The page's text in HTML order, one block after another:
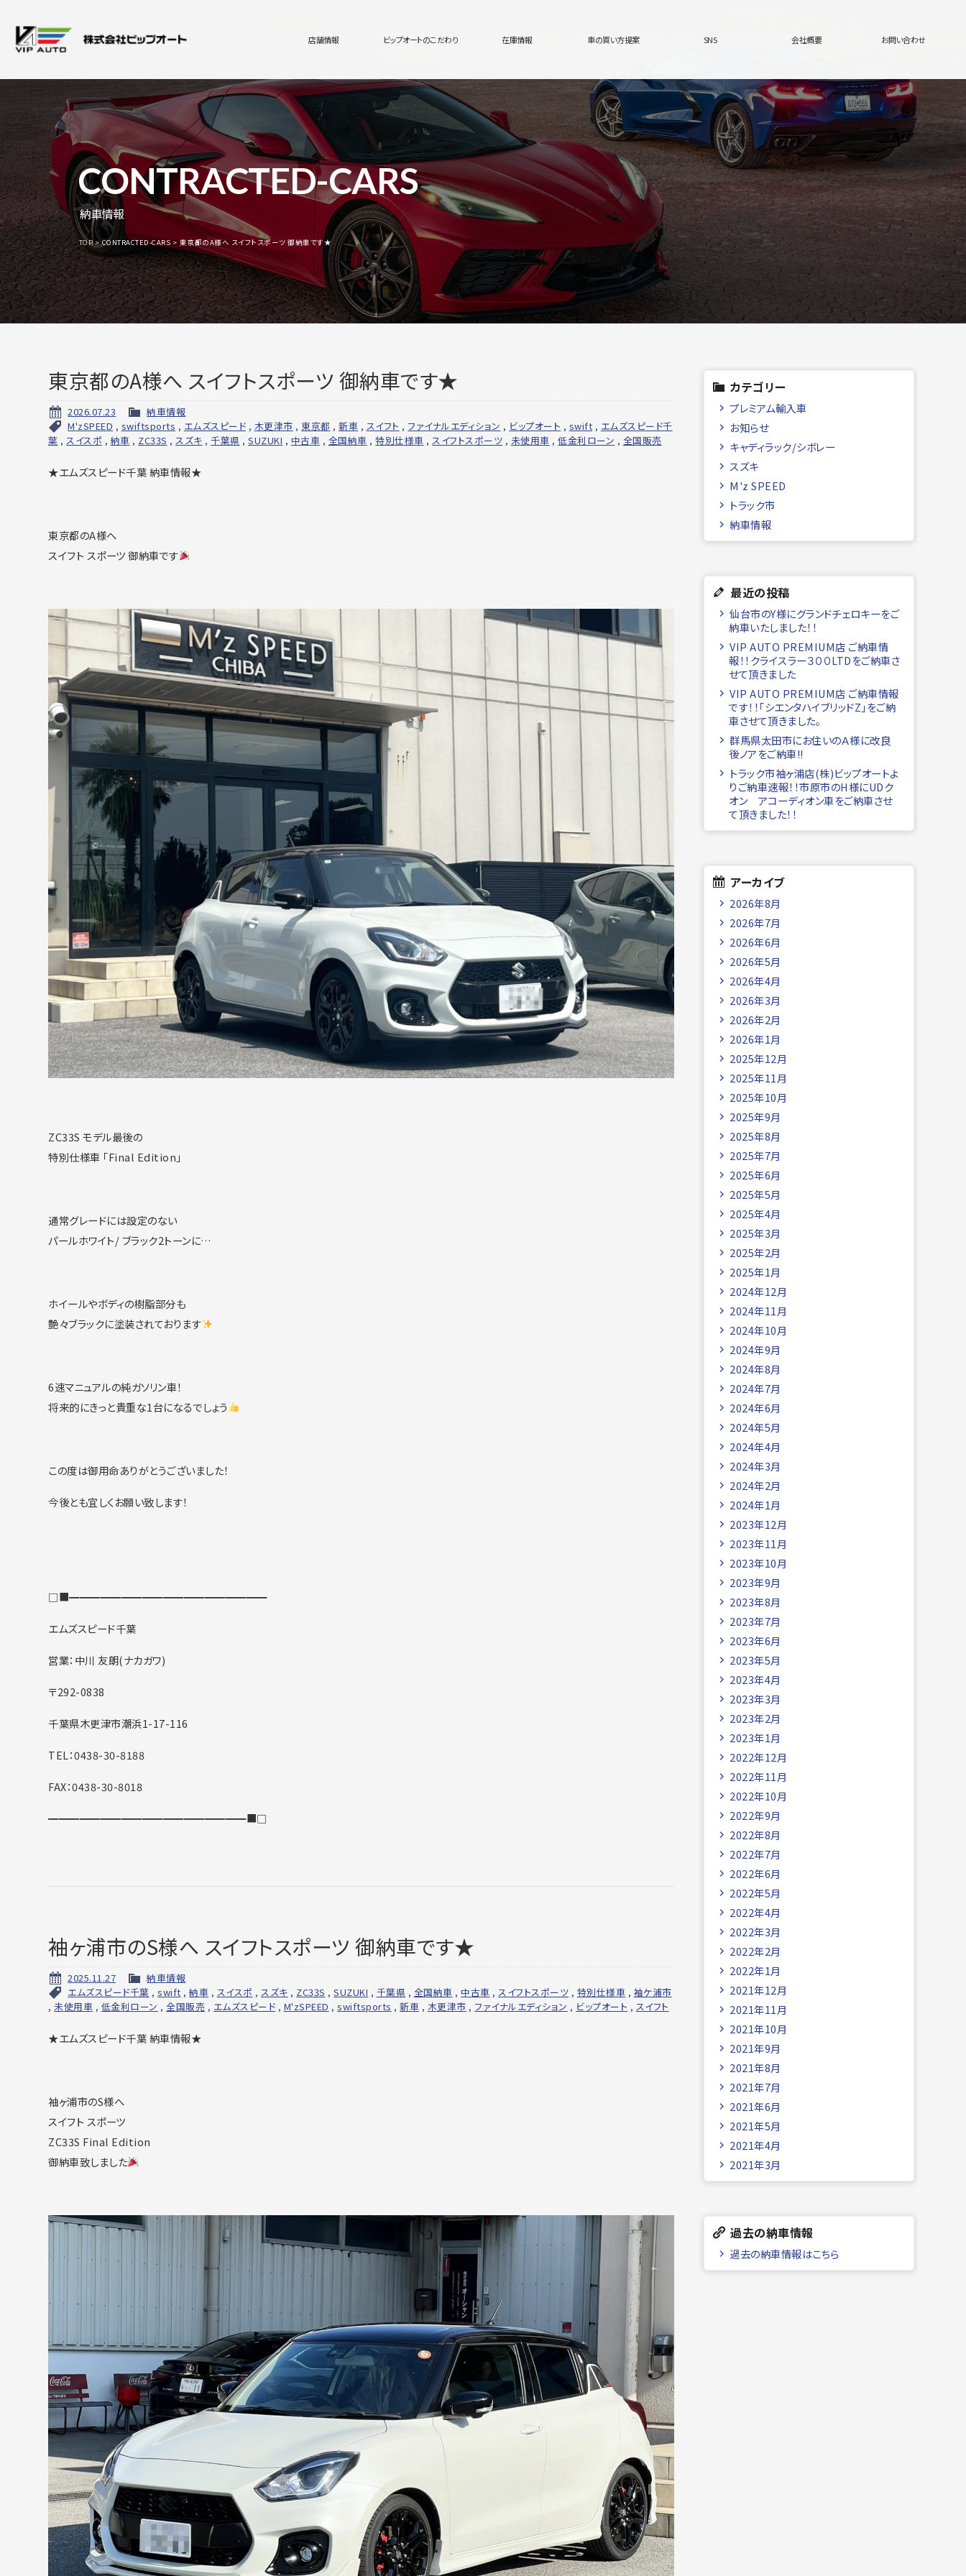
店舗情報 ビップオートのこだわり 在庫情報 車の買い方提案 SNS 会社概要 お問い合わせ
CONTRACTED-CARS
納車情報
TOP CONTRACTED-CARS 東京都のA様へ スイフトスポーツ 御納車です★
東京都のA様へ スイフトスポーツ 御納車です★
2026.07.23
納車情報
M'zSPEED , swiftsports , エムズスピード , 木更津市 , 東京都 ,新車 , スイフト ,ファイナルエディション , ビップオート , swift , エムズスピード千
葉 , スイスポ , 納車 , ZC33S , スズキ ,千葉県 ,SUZUKI , 中古車 , 全国納車 ,特別仕様車 , スイフトスポーツ , 未使用車 ,低金利ローン , 全国販売
★エムズスピード千葉 納車情報★
東京都のA様へ
スイフト スポーツ 御納車です
ZC33S モデル最後の
特別仕様車 「Final Edition」
通常グレードには設定のない
パールホワイト/ ブラック2トーンに…
ホイールやボディの樹脂部分も
艶々ブラックに塗装されております
6速マニュアルの純ガソリン車！
将来的にきっと貴重な1台になるでしょう
この度は御用命ありがとうございました！
今後とも宜しくお願い致します！
□■━━━━━━━━━━━━━━━━━━━
エムズスピード千葉
営業：中川 友朗(ナカガワ)
〒292-0838
千葉県木更津市潮浜1-17-116
TEL：0438-30-8188
FAX：0438-30-8018
━━━━━━━━━━━━━━━━━━━■□
袖ヶ浦市のS様へ スイフトスポーツ 御納車です★
2025.11.27
納車情報
エムズスピード千葉 ,swift ,納車 , スイスポ , スズキ , ZC33S ,SUZUKI , 千葉県 , 全国納車 ,中古車 , スイフトスポーツ , 特別仕様車 , 袖ケ浦市
, 未使用車 , 低金利ローン ,全国販売 , エムズスピード , M'zSPEED ,swiftsports ,新車 , 木更津市 ,ファイナルエディション , ビップオート , スイフト
★エムズスピード千葉 納車情報★
袖ヶ浦市のS様へ
スイフト スポーツ
ZC33S Final Edition
御納車致しました
カテゴリー
プレミアム輸入車
お知らせ
キャディラック/シボレー
スズキ
M'z SPEED
トラック市
納車情報
最近の投稿
仙台市のY様にグランドチェロキーをご
納車いたしました！！
VIP AUTO PREMIUM店 ご納車情
報！！クライスラー３００LTDをご納車さ
せて頂きました
VIP AUTO PREMIUM店 ご納車情報
です！！「シエンタハイブリッドZ」をご納
車させて頂きました。
群馬県太田市にお住いのＡ様に改良
後ノアをご納車!!
トラック市袖ヶ浦店(株)ビップオートよ
りご納車速報！！市原市のH様にUDク
オン アコーディオン車をご納車させ
て頂きました！！
アーカイブ
2026年8月
2026年7月
2026年6月
2026年5月
2026年4月
2026年3月
2026年2月
2026年1月
2025年12月
2025年11月
2025年10月
2025年9月
2025年8月
2025年7月
2025年6月
2025年5月
2025年4月
2025年3月
2025年2月
2025年1月
2024年12月
2024年11月
2024年10月
2024年9月
2024年8月
2024年7月
2024年6月
2024年5月
2024年4月
2024年3月
2024年2月
2024年1月
2023年12月
2023年11月
2023年10月
2023年9月
2023年8月
2023年7月
2023年6月
2023年5月
2023年4月
2023年3月
2023年2月
2023年1月
2022年12月
2022年11月
2022年10月
2022年9月
2022年8月
2022年7月
2022年6月
2022年5月
2022年4月
2022年3月
2022年2月
2022年1月
2021年12月
2021年11月
2021年10月
2021年9月
2021年8月
2021年7月
2021年6月
2021年5月
2021年4月
2021年3月
過去の納車情報
過去の納車情報はこちら